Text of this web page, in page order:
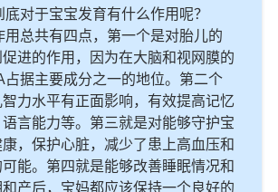
对于宝宝发育有什么作用呢？
用总共有四点，第一个是对胎儿的
进的作用，因为在大脑和视网膜的
占据主要成分之一的地位。第二个
力水平有正面影响，有效提高记忆
言能力等。第三就是对能够守护宝
，保护心脏，减少了患上高血压和
能。第四就是能够改善睡眠情况和
产后，宝妈都应该保持一个良好的